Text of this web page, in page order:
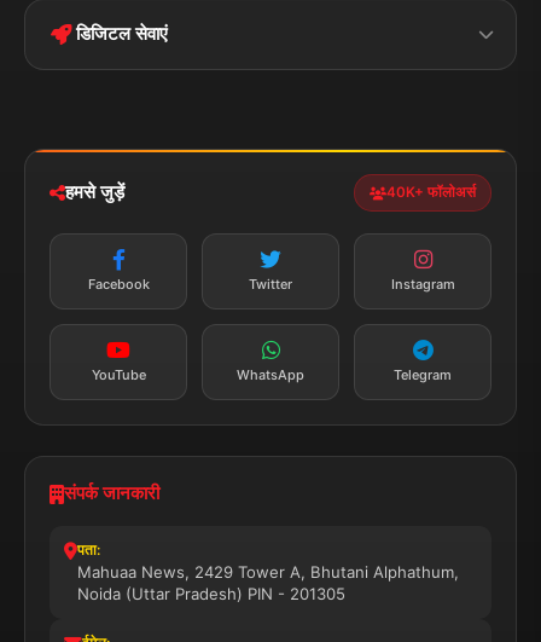
Privacy Policy
पॉलिटिकल झारखण्ड
डिजिटल सेवाएं
न्यूज़ अलर्ट
सब्सक्राइब करें
हमसे जुड़ें 40K+ फॉलोअर्स
Facebook Twitter Instagram
YouTube WhatsApp Telegram
संपर्क जानकारी
पता:
Mahuaa News, 2429 Tower A, Bhutani Alphathum,
Noida (Uttar Pradesh) PIN - 201305